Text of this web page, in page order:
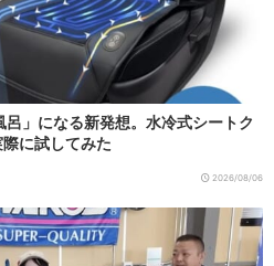
」になる新発想。水冷式シートク
に試してみた
2026/08/06